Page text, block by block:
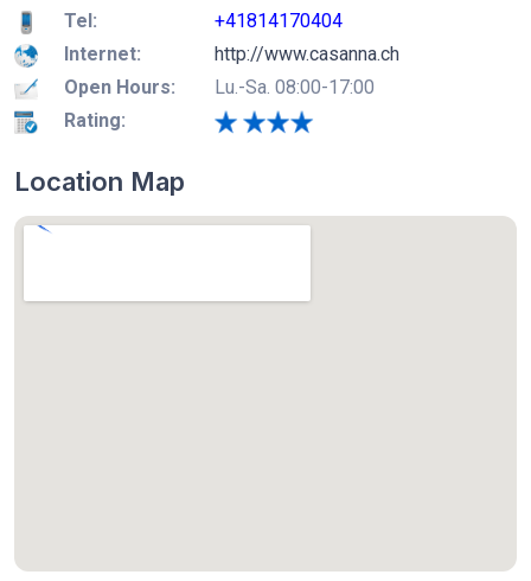
Tel:
+41814170404
Internet:
http://www.casanna.ch
Open Hours:
Lu.-Sa. 08:00-17:00
Rating:
Location Map